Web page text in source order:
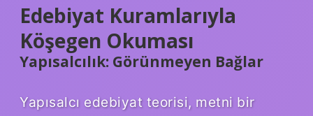
Edebiyat Kuramlarıyla
Köşegen Okuması
Yapısalcılık: Görünmeyen Bağlar
Yapısalcı edebiyat teorisi, metni bir